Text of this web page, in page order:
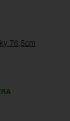
76,5cm